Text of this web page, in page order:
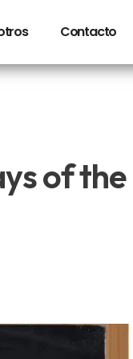
Contacto
of the